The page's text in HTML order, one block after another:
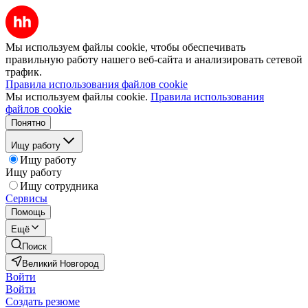
Мы используем файлы cookie, чтобы обеспечивать
правильную работу нашего веб-сайта и анализировать сетевой
трафик.
Правила использования файлов cookie
Мы используем файлы cookie. Правила использования
файлов cookie
Понятно
Ищу работу
Ищу работу
Ищу работу
Ищу сотрудника
Сервисы
Помощь
Ещё
Поиск
Великий Новгород
Войти
Войти
Создать резюме